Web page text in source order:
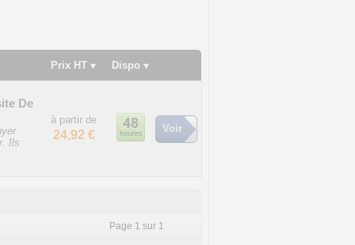
Prix HT Dispo
De
Ils
à partir de
24,92 € Voir
Page 1 sur 1